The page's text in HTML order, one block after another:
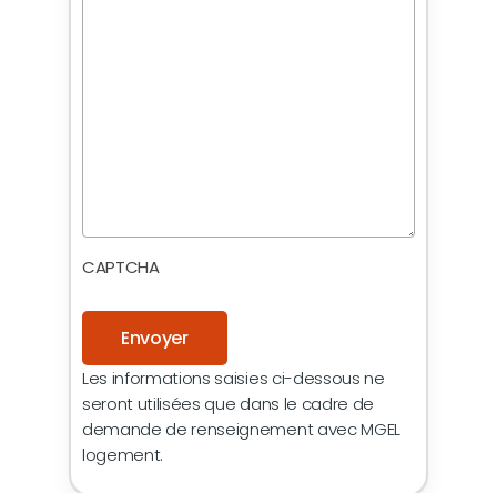
CAPTCHA
Les informations saisies ci-dessous ne
seront utilisées que dans le cadre de
demande de renseignement avec MGEL
logement.